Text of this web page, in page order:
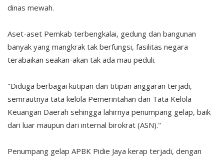
dinas mewah.
Aset-aset Pemkab terbengkalai, gedung dan bangunan
banyak yang mangkrak tak berfungsi, fasilitas negara
terabaikan seakan-akan tak ada mau peduli.
"Diduga berbagai kutipan dan titipan anggaran terjadi,
semrautnya tata kelola Pemerintahan dan Tata Kelola
Keuangan Daerah sehingga lahirnya penumpang gelap, baik
dari luar maupun dari internal birokrat (ASN)."
Penumpang gelap APBK Pidie Jaya kerap terjadi, dengan